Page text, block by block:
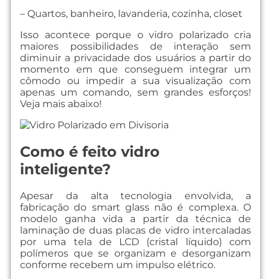
– Quartos, banheiro, lavanderia, cozinha, closet
Isso acontece porque o vidro polarizado cria
maiores possibilidades de interação sem
diminuir a privacidade dos usuários a partir do
momento em que conseguem integrar um
cômodo ou impedir a sua visualização com
apenas um comando, sem grandes esforços!
Veja mais abaixo!
Como é feito vidro
inteligente?
Apesar da alta tecnologia envolvida, a
fabricação do smart glass não é complexa. O
modelo ganha vida a partir da técnica de
laminação de duas placas de vidro intercaladas
por uma tela de LCD (cristal líquido) com
polímeros que se organizam e desorganizam
conforme recebem um impulso elétrico.